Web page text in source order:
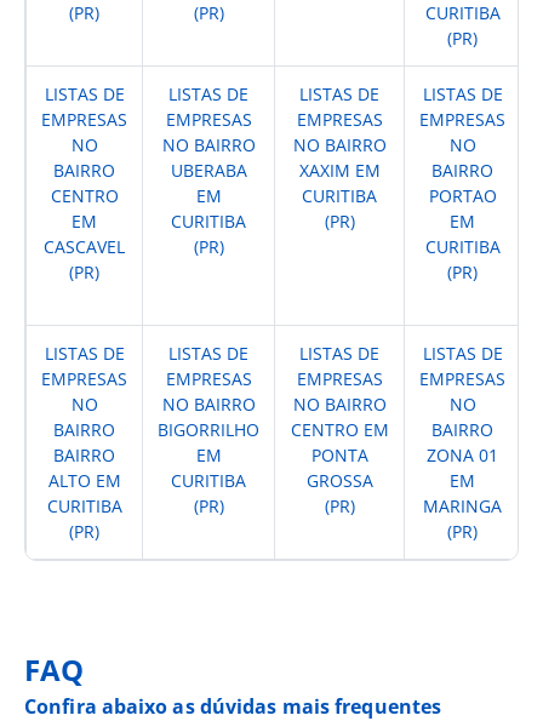
(PR)
(PR)
CURITIBA
(PR)
LISTAS DE
EMPRESAS
NO
BAIRRO
CENTRO
EM
CASCAVEL
(PR)
LISTAS DE
EMPRESAS
NO BAIRRO
UBERABA
EM
CURITIBA
(PR)
LISTAS DE
EMPRESAS
NO BAIRRO
XAXIM EM
CURITIBA
(PR)
LISTAS DE
EMPRESAS
NO
BAIRRO
PORTAO
EM
CURITIBA
(PR)
LISTAS DE
EMPRESAS
NO
BAIRRO
BAIRRO
ALTO EM
CURITIBA
(PR)
LISTAS DE
EMPRESAS
NO BAIRRO
BIGORRILHO
EM
CURITIBA
(PR)
LISTAS DE
EMPRESAS
NO BAIRRO
CENTRO EM
PONTA
GROSSA
(PR)
LISTAS DE
EMPRESAS
NO
BAIRRO
ZONA 01
EM
MARINGA
(PR)
FAQ
Confira abaixo as dúvidas mais frequentes